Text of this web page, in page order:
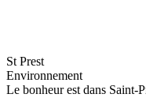
St Prest
Environnement
Le bonheur est dans Saint-